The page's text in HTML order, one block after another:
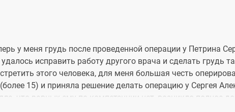
у меня грудь после проведенной операции у Петрина
исправить работу другого врача и сделать грудь
этого человека, для меня большая честь
15) и приняла решение делать операцию у Сергея
что равных ему по компетенции нет, возникло полное
было только первые 5 дней, а потом жизнь заиграла